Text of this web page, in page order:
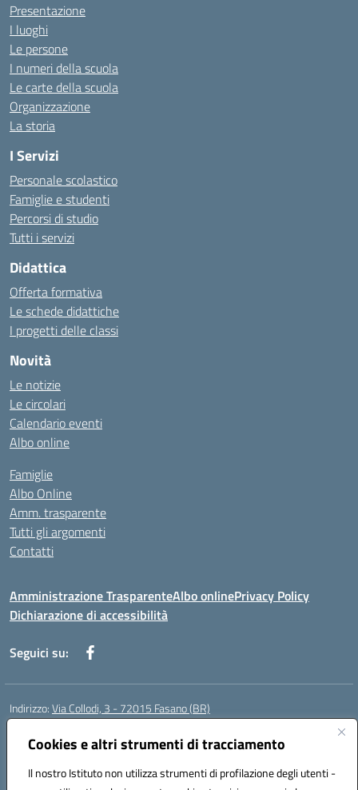
Cookies e altri strumenti di tracciamento
Il nostro Istituto non utilizza strumenti di profilazione degli utenti -
Presentazione
I luoghi
Le persone
I numeri della scuola
Le carte della scuola
Organizzazione
La storia
I Servizi
Personale scolastico
Famiglie e studenti
Percorsi di studio
Tutti i servizi
Didattica
Offerta formativa
Le schede didattiche
I progetti delle classi
Novità
Le notizie
Le circolari
Calendario eventi
Albo online
Famiglie
Albo Online
Amm. trasparente
Tutti gli argomenti
Contatti
Amministrazione TrasparenteAlbo onlinePrivacy Policy
Dichiarazione di accessibilità
Seguici su:
Indirizzo:Via Collodi, 3 - 72015 Fasano (BR)
Centralino:
Posta elettronica certificata (PEC):bric839004@pec.istruzione.it
Codice fiscale: 90059320748